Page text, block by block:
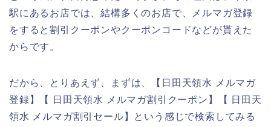
駅にあるお店では、結構多くのお店で、メルマガ登録
をすると割引クーポンやクーポンコードなどが貰えた
からです。
だから、とりあえず、まずは、【日田天領水 メルマガ
登録】【 日田天領水 メルマガ割引クーポン】【 日田天
領水 メルマガ割引セール】という感じで検索してみる